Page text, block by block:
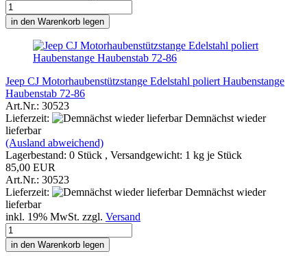
in den Warenkorb legen
Jeep CJ Motorhaubenstützstange Edelstahl poliert Haubenstange
Haubenstab 72-86
Art.Nr.: 30523
Lieferzeit:
Demnächst wieder
lieferbar
(Ausland abweichend)
Lagerbestand: 0 Stück , Versandgewicht: 1 kg je Stück
85,00 EUR
Art.Nr.: 30523
Lieferzeit:
Demnächst wieder
lieferbar
inkl. 19% MwSt. zzgl. Versand
in den Warenkorb legen